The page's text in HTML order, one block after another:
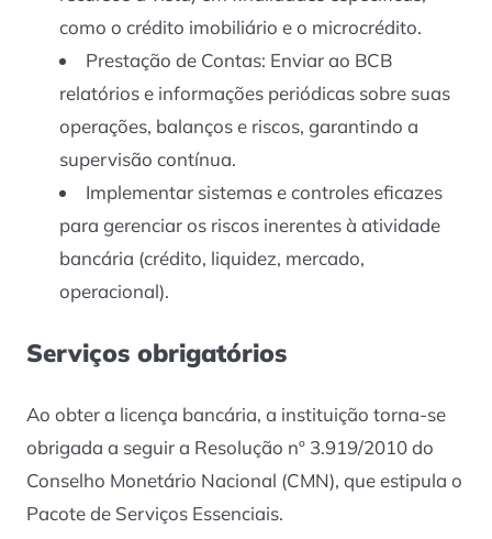
como o crédito imobiliário e o microcrédito.
Prestação de Contas: Enviar ao BCB
relatórios e informações periódicas sobre suas
operações, balanços e riscos, garantindo a
supervisão contínua.
Implementar sistemas e controles eficazes
para gerenciar os riscos inerentes à atividade
bancária (crédito, liquidez, mercado,
operacional).
Serviços obrigatórios
Ao obter a licença bancária, a instituição torna-se
obrigada a seguir a Resolução nº 3.919/2010 do
Conselho Monetário Nacional (CMN), que estipula o
Pacote de Serviços Essenciais.